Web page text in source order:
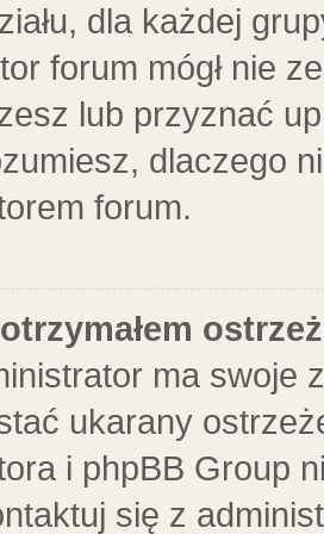
dla każdej
forum mógł nie
lub przyznać
dlaczego
forum.
ma swoje
ukarany
i phpBB Group
się z